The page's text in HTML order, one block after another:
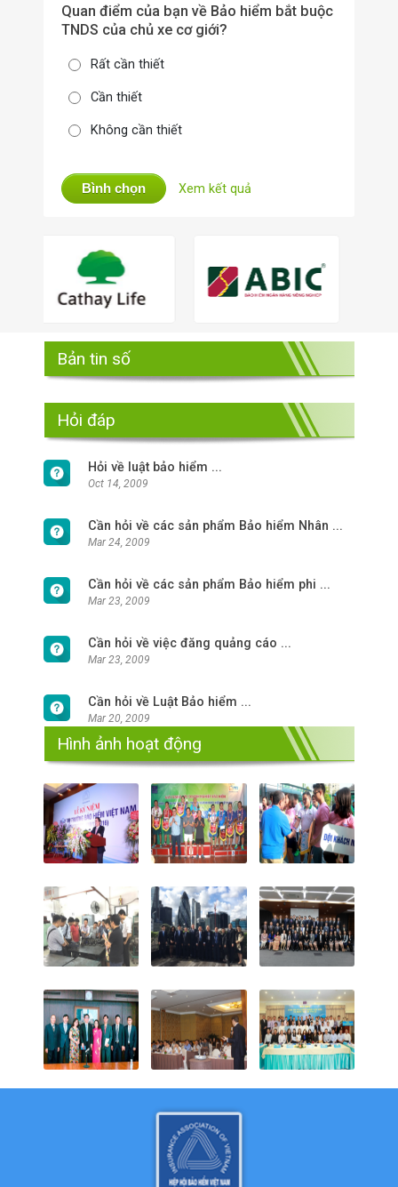
Quan điểm của bạn về Bảo hiểm bắt buộc
TNDS của chủ xe cơ giới?
Rất cần thiết
Cần thiết
Không cần thiết
Bình chọn Xem kết quả
Bản tin số
Hỏi đáp
Hỏi về luật bảo hiểm ...
Oct 14, 2009
Cần hỏi về các sản phẩm Bảo hiểm Nhân ...
Mar 24, 2009
Cần hỏi về các sản phẩm Bảo hiểm phi ...
Mar 23, 2009
Cần hỏi về việc đăng quảng cáo ...
Mar 23, 2009
Cần hỏi về Luật Bảo hiểm ...
Mar 20, 2009
Hình ảnh hoạt động